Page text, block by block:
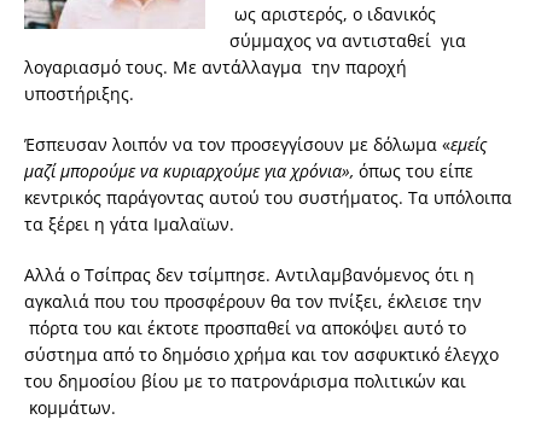
ως αριστερός, ο ιδανικός
σύμμαχος να αντισταθεί για
λογαριασμό τους. Με αντάλλαγμα την παροχή
υποστήριξης.
Έσπευσαν λοιπόν να τον προσεγγίσουν με δόλωμα «εμείς
μαζί μπορούμε να κυριαρχούμε για χρόνια», όπως του είπε
κεντρικός παράγοντας αυτού του συστήματος. Τα υπόλοιπα
τα ξέρει η γάτα Ιμαλαϊων.
Αλλά ο Τσίπρας δεν τσίμπησε. Αντιλαμβανόμενος ότι η
αγκαλιά που του προσφέρουν θα τον πνίξει, έκλεισε την
πόρτα του και έκτοτε προσπαθεί να αποκόψει αυτό το
σύστημα από το δημόσιο χρήμα και τον ασφυκτικό έλεγχο
του δημοσίου βίου με το πατρονάρισμα πολιτικών και
κομμάτων.